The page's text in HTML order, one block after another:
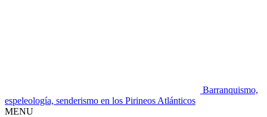
Barranquismo,
espeleología, senderismo en los Pirineos Atlánticos
MENU